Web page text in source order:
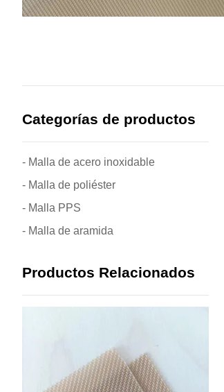
Categorías de productos
- Malla de acero inoxidable
- Malla de poliéster
- Malla PPS
- Malla de aramida
Productos Relacionados